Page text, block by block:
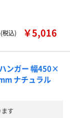
税込) ￥5,016
ンガー 幅450×
ナチュラル
す